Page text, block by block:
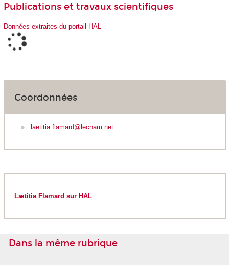
Publications et travaux scientifiques
Données extraites du portail HAL
Coordonnées
laetitia.flamard@lecnam.net
Lætitia Flamard sur HAL
Dans la même rubrique